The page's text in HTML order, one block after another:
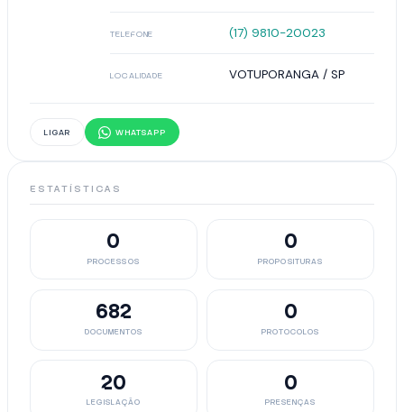
TELEFONE (17) 9810-20023
LOCALIDADE VOTUPORANGA / SP
LIGAR WHATSAPP
ESTATÍSTICAS
0
PROCESSOS
0
PROPOSITURAS
682
DOCUMENTOS
0
PROTOCOLOS
20
LEGISLAÇÃO
0
PRESENÇAS